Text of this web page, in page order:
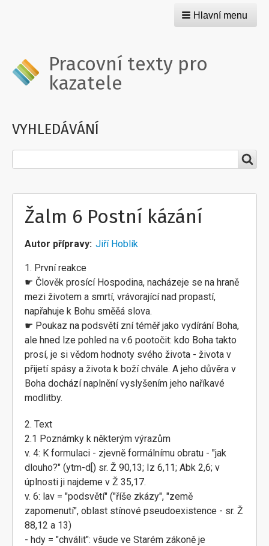
Hlavní menu
Pracovní texty pro
kazatele
VYHLEDÁVÁNÍ
Žalm 6 Postní kázání
Autor přípravy Jiří Hoblík
1. První reakce
☛ Člověk prosící Hospodina, nacházeje se na hraně
mezi životem a smrtí, vrávorající nad propastí,
napřahuje k Bohu směěá slova.
☛ Poukaz na podsvětí zní téměř jako vydírání Boha,
ale hned lze pohled na v.6 pootočit: kdo Boha takto
prosí, je si vědom hodnoty svého života - života v
přijetí spásy a života k boží chvále. A jeho důvěra v
Boha dochází naplnění vyslyšením jeho naříkavé
modlitby.
2. Text
2.1 Poznámky k některým výrazům
v. 4: K formulaci - zjevně formálnímu obratu - "jak
dlouho?" (ytm-d[) sr. Ž 90,13; Iz 6,11; Abk 2,6; v
úplnosti ji najdeme v Ž 35,17.
v. 6: lav = "podsvětí" ("říše zkázy", "země
zapomenutí", oblast stínové pseudoexistence - sr. Ž
88,12 a 13)
- hdy = "chválit": všude ve Starém zákoně je